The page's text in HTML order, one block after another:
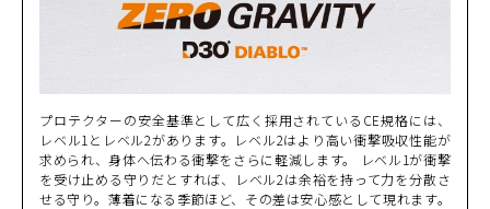
プロテクターの安全基準として広く採用されているCE規格には、
レベル1とレベル2があります。レベル2はより高い衝撃吸収性能が
求められ、身体へ伝わる衝撃をさらに軽減します。 レベル1が衝撃
を受け止める守りだとすれば、レベル2は余裕を持って力を分散さ
せる守り。薄着になる季節ほど、その差は安心感として現れます。